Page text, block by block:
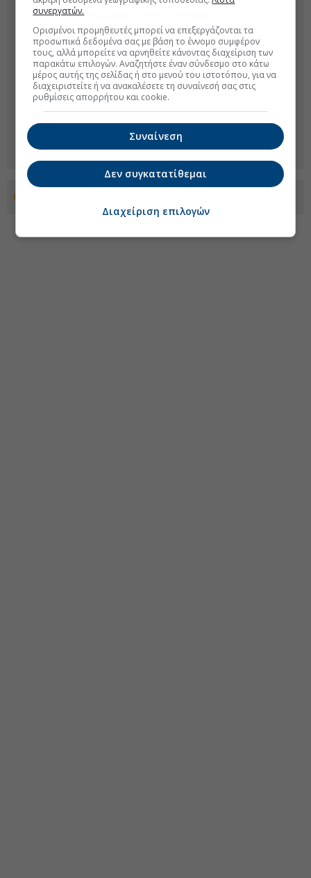
συνεργατών.
Ορισμένοι προμηθευτές μπορεί να επεξεργάζονται τα
προσωπικά δεδομένα σας με βάση το έννομο συμφέρον
τους, αλλά μπορείτε να αρνηθείτε κάνοντας διαχείριση των
παρακάτω επιλογών. Αναζητήστε έναν σύνδεσμο στο κάτω
μέρος αυτής της σελίδας ή στο μενού του ιστοτόπου, για να
διαχειριστείτε ή να ανακαλέσετε τη συναίνεσή σας στις
ρυθμίσεις απορρήτου και cookie.
Συναίνεση
Δεν συγκατατίθεμαι
Διαχείριση επιλογών